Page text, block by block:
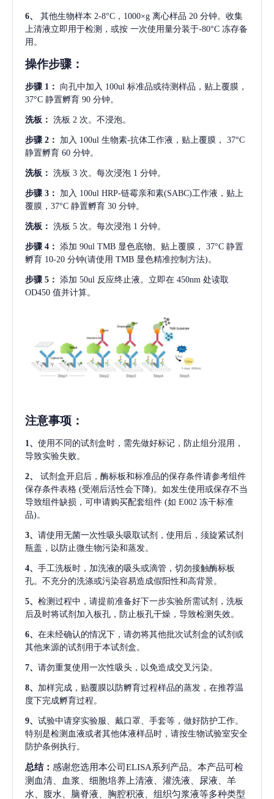
6、 其他生物样本 2-8°C，1000×g 离心样品 20 分钟。收集
上清液立即用于检测，或按 一次使用量分装于-80°C 冻存备
用。
操作步骤：
步骤 1： 向孔中加入 100ul 标准品或待测样品，贴上覆膜，
37°C 静置孵育 90 分钟。
洗板： 洗板 2 次。不浸泡。
步骤 2： 加入 100ul 生物素-抗体工作液，贴上覆膜， 37°C
静置孵育 60 分钟。
洗板： 洗板 3 次。每次浸泡 1 分钟。
步骤 3： 加入 100ul HRP-链霉亲和素(SABC)工作液，贴上
覆膜，37°C 静置孵育 30 分钟。
洗板： 洗板 5 次。每次浸泡 1 分钟。
步骤 4： 添加 90ul TMB 显色底物。贴上覆膜， 37°C 静置
孵育 10-20 分钟(请使用 TMB 显色精准控制方法)。
步骤 5： 添加 50ul 反应终止液。立即在 450nm 处读取
OD450 值并计算。
注意事项 ：
1、 使用不同的试剂盒时，需先做好标记，防止组分混用，
导致实验失败。
2、
试剂盒开启后，酶标板和标准品的保存条件请参考组件
保存条件表格 (受潮后活性会下降)。如发生使用或保存不当
导致组件缺损，可申请购买配套组件 (如 E002 冻干标准
品)。
3、 请使用无菌一次性吸头吸取试剂，使用后，须旋紧试剂
瓶盖，以防止微生物污染和蒸发。
4、 手工洗板时，加洗液的吸头或滴管，切勿接触酶标板
孔。不充分的洗涤或污染容易造成假阳性和高背景。
5、 检测过程中，请提前准备好下一步实验所需试剂，洗板
后及时将试剂加入板孔，防止板孔干燥，导致检测失效。
6、 在未经确认的情况下，请勿将其他批次试剂盒的试剂或
其他来源的试剂用于本试剂盒。
7、 请勿重复使用一次性吸头，以免造成交叉污染。
8、 加样完成，贴覆膜以防孵育过程样品的蒸发，在推荐温
度下完成孵育过程。
9、 试验中请穿实验服、戴口罩、手套等，做好防护工作。
特别是检测血液或者其他体液样品时，请按生物试验室安全
防护条例执行。
总结： 感谢您选用本公司ELISA系列产品。本产品可检
测血清、血浆、细胞培养上清液、灌洗液、尿液、羊
水、腹水、脑脊液、胸腔积液、组织匀浆液等多种类型